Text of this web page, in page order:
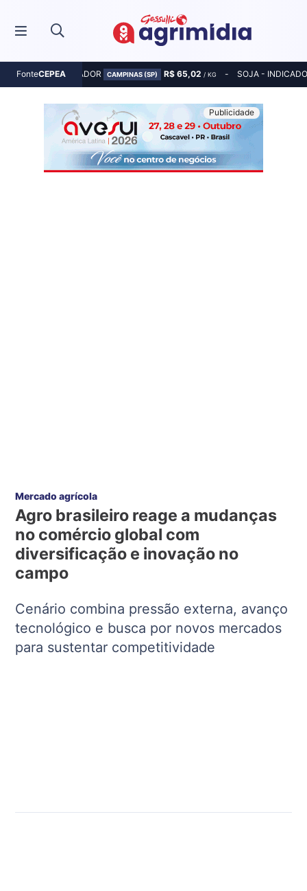
FonteCEPEA
MILHO - INDICADOR CAMPINAS (SP) R$ 65,02 / KG SOJA -
Mercado agrícola
Agro brasileiro reage a mudanças
no comércio global com
diversificação e inovação no
campo
Cenário combina pressão externa, avanço
tecnológico e busca por novos mercados
para sustentar competitividade